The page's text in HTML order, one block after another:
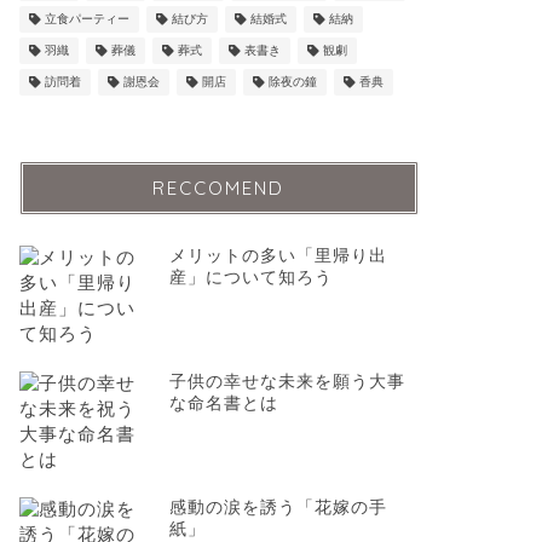
立食パーティー 結び方 結婚式 結納
羽織 葬儀 葬式 表書き 観劇
訪問着 謝恩会 開店 除夜の鐘 香典
RECCOMEND
メリットの多い「里帰り出
産」について知ろう
子供の幸せな未来を願う大事
な命名書とは
感動の涙を誘う「花嫁の手
紙」